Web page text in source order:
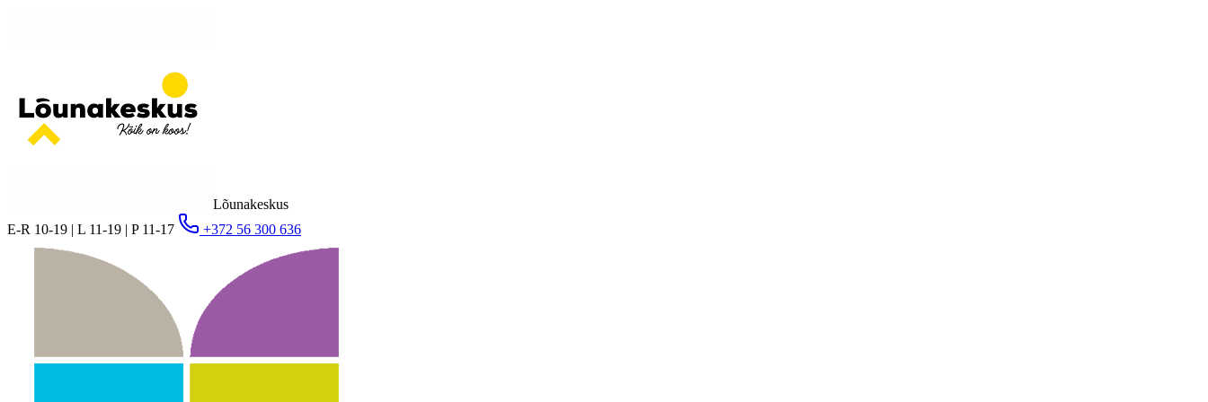
Lõunakeskus
E-R 10-19 | L 11-19 | P 11-17
+372 56 300 636